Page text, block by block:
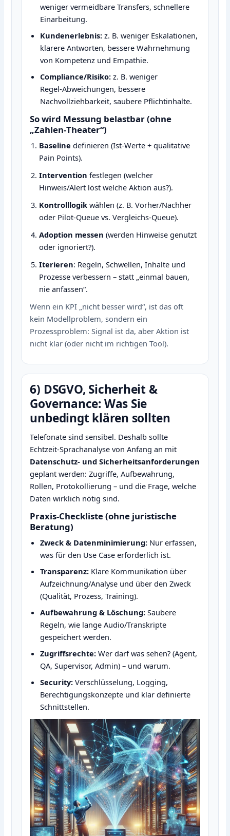
weniger vermeidbare Transfers, schnellere
Einarbeitung.
Kundenerlebnis: z. B. weniger Eskalationen,
klarere Antworten, bessere Wahrnehmung
von Kompetenz und Empathie.
Compliance/Risiko: z. B. weniger
Regel‑Abweichungen, bessere
Nachvollziehbarkeit, saubere Pflichtinhalte.
So wird Messung belastbar (ohne
„Zahlen‑Theater“)
Baseline definieren (Ist‑Werte + qualitative
Pain Points).
Intervention festlegen (welcher
Hinweis/Alert löst welche Aktion aus?).
Kontrolllogik wählen (z. B. Vorher/Nachher
oder Pilot‑Queue vs. Vergleichs‑Queue).
Adoption messen (werden Hinweise genutzt
oder ignoriert?).
Iterieren: Regeln, Schwellen, Inhalte und
Prozesse verbessern – statt „einmal bauen,
nie anfassen“.
Wenn ein KPI „nicht besser wird“, ist das oft
kein Modellproblem, sondern ein
Prozessproblem: Signal ist da, aber Aktion ist
nicht klar (oder nicht im richtigen Tool).
6) DSGVO, Sicherheit &
Governance: Was Sie
unbedingt klären sollten
Telefonate sind sensibel. Deshalb sollte
Echtzeit‑Sprachanalyse von Anfang an mit
Datenschutz‑ und Sicherheitsanforderungen
geplant werden: Zugriffe, Aufbewahrung,
Rollen, Protokollierung – und die Frage, welche
Daten wirklich nötig sind.
Praxis‑Checkliste (ohne juristische
Beratung)
Zweck & Datenminimierung: Nur erfassen,
was für den Use Case erforderlich ist.
Transparenz: Klare Kommunikation über
Aufzeichnung/Analyse und über den Zweck
(Qualität, Prozess, Training).
Aufbewahrung & Löschung: Saubere
Regeln, wie lange Audio/Transkripte
gespeichert werden.
Zugriffsrechte: Wer darf was sehen? (Agent,
QA, Supervisor, Admin) – und warum.
Security: Verschlüsselung, Logging,
Berechtigungskonzepte und klar definierte
Schnittstellen.